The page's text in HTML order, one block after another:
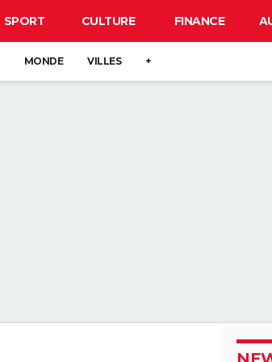
SPORT CULTURE FINANCE
MONDE VILLES +